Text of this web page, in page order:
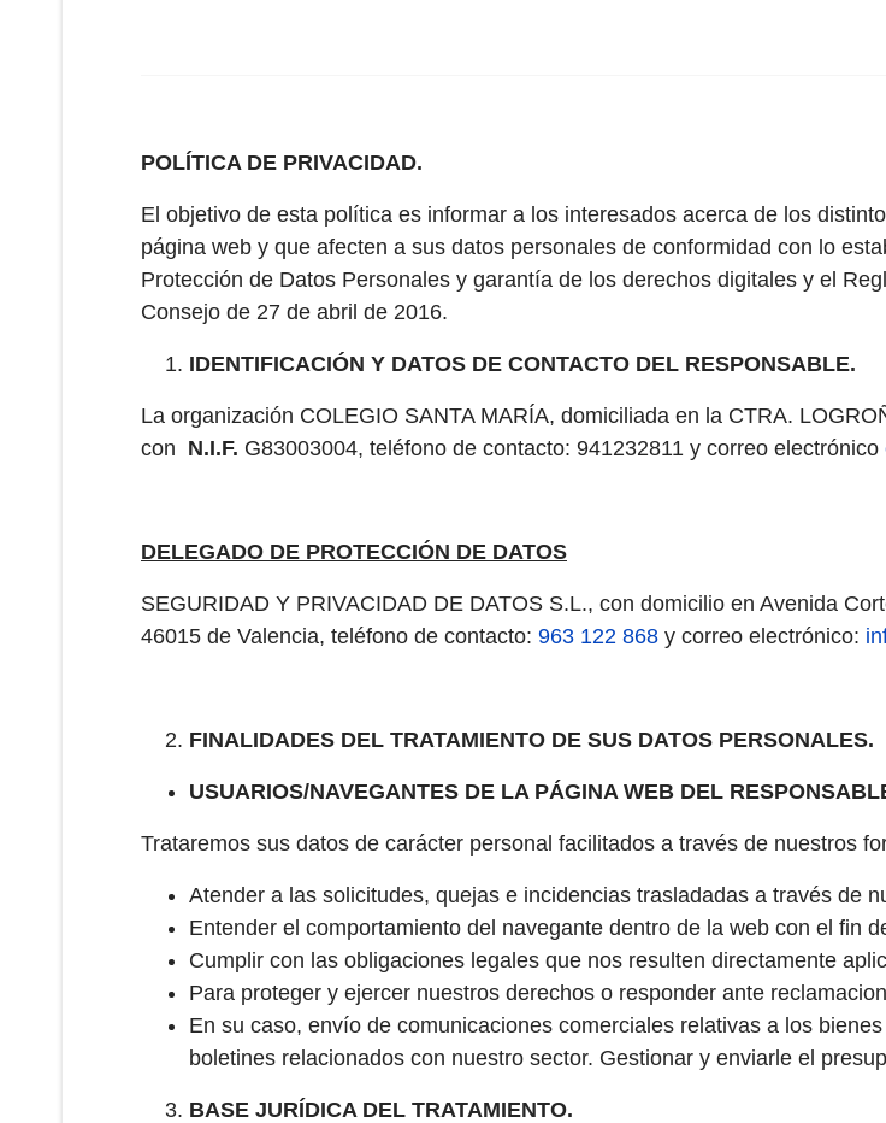
POLÍTICA DE PRIVACIDAD.
El objetivo de esta política es informar a los interesados acerca de los
página web y que afecten a sus datos personales de conformidad con lo
Protección de Datos Personales y garantía de los derechos digitales y el
Consejo de 27 de abril de 2016.
IDENTIFICACIÓN Y DATOS DE CONTACTO DEL RESPONSABLE.
La organización COLEGIO SANTA MARÍA, domiciliada en la CTRA.
con N.I.F. G83003004, teléfono de contacto: 941232811 y correo electrónico
DELEGADO DE PROTECCIÓN DE DATOS
SEGURIDAD Y PRIVACIDAD DE DATOS S.L., con domicilio en Avenida
46015 de Valencia, teléfono de contacto: 963 122 868 y correo electrónico:
FINALIDADES DEL TRATAMIENTO DE SUS DATOS PERSONALES.
USUARIOS/NAVEGANTES DE LA PÁGINA WEB DEL
Trataremos sus datos de carácter personal facilitados a través de nuestros
Atender a las solicitudes, quejas e incidencias trasladadas a través de
Entender el comportamiento del navegante dentro de la web con el fin
Cumplir con las obligaciones legales que nos resulten directamente
Para proteger y ejercer nuestros derechos o responder ante
En su caso, envío de comunicaciones comerciales relativas a los
boletines relacionados con nuestro sector. Gestionar y enviarle el
BASE JURÍDICA DEL TRATAMIENTO.